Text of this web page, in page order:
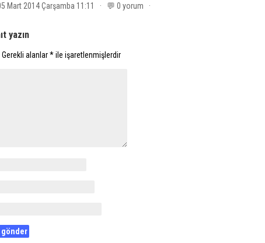
Mart 2014 Çarşamba 11:11 · 💬 0 yorum ·
yazın
Gerekli alanlar*ile işaretlenmişlerdir